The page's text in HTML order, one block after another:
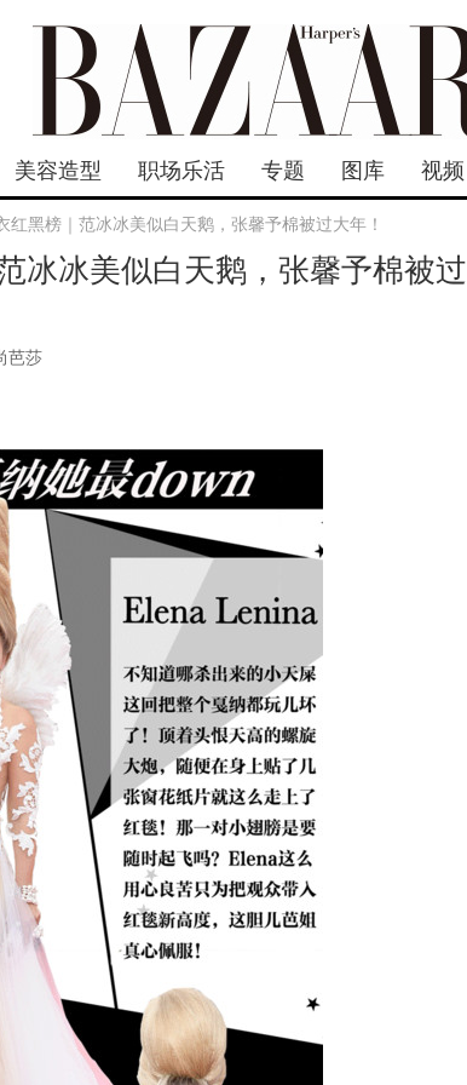
美容造型 职场乐活 专题 图库 视频
红黑榜｜范冰冰美似白天鹅，张馨予棉被过大年！
冰冰美似白天鹅，张馨予棉被过
芭莎